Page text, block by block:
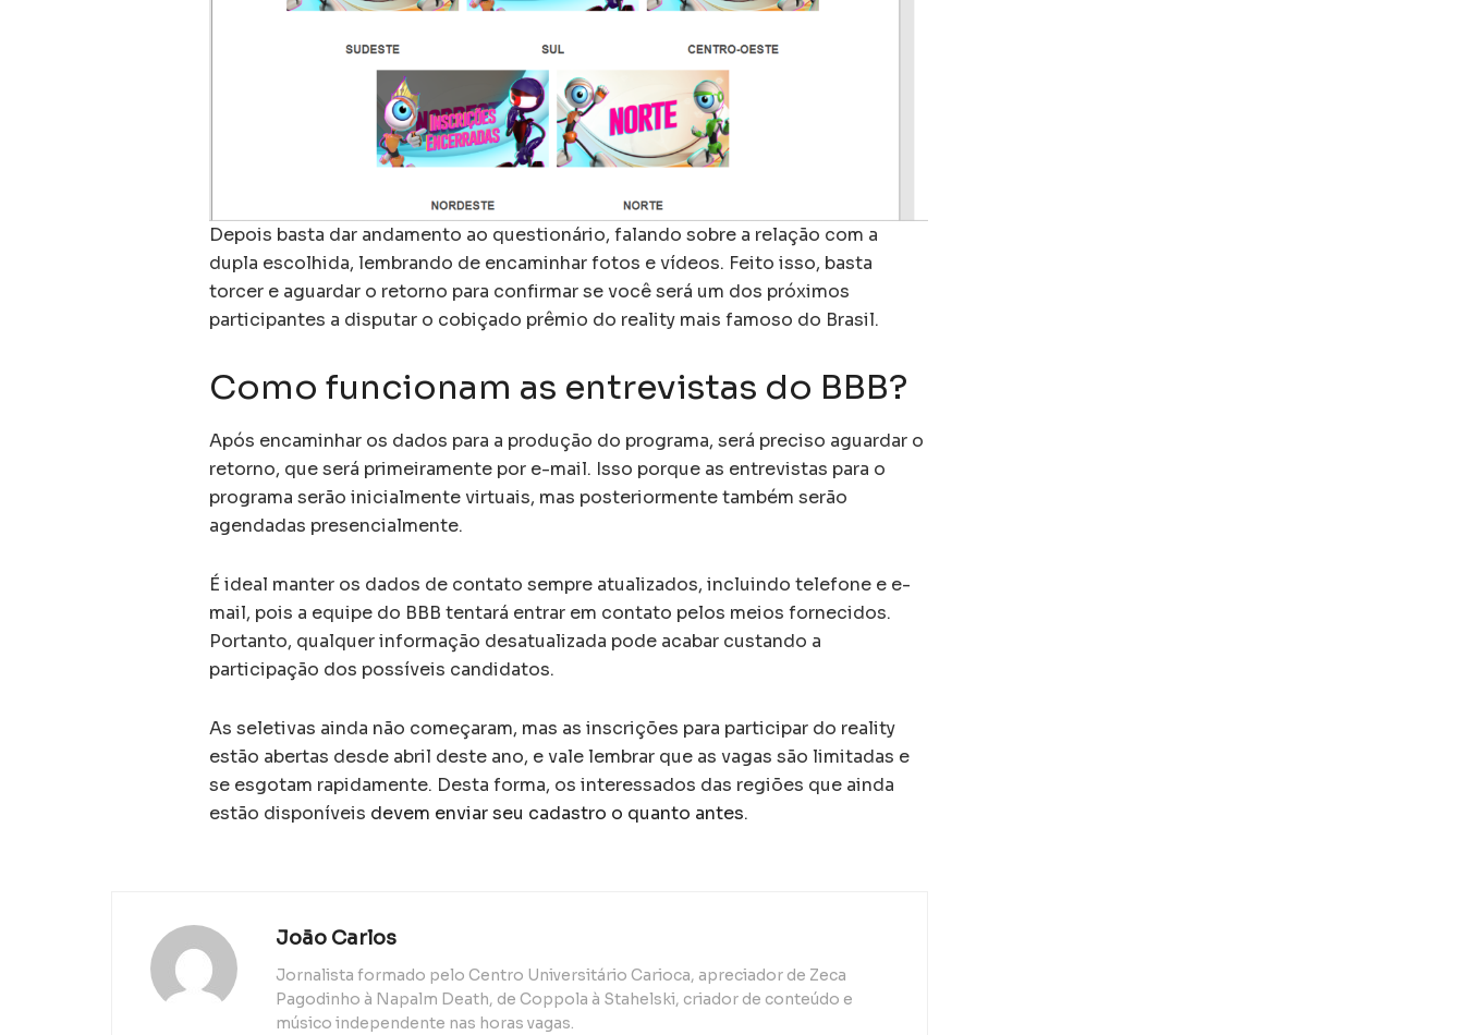
Depois basta dar andamento ao questionário, falando sobre a relação com a
dupla escolhida, lembrando de encaminhar fotos e vídeos. Feito isso, basta
torcer e aguardar o retorno para confirmar se você será um dos próximos
participantes a disputar o cobiçado prêmio do reality mais famoso do Brasil.
Como funcionam as entrevistas do BBB?
Após encaminhar os dados para a produção do programa, será preciso aguardar o
retorno, que será primeiramente por e-mail. Isso porque as entrevistas para o
programa serão inicialmente virtuais, mas posteriormente também serão
agendadas presencialmente.
É ideal manter os dados de contato sempre atualizados, incluindo telefone e e-
mail, pois a equipe do BBB tentará entrar em contato pelos meios fornecidos.
Portanto, qualquer informação desatualizada pode acabar custando a
participação dos possíveis candidatos.
As seletivas ainda não começaram, mas as inscrições para participar do reality
estão abertas desde abril deste ano, e vale lembrar que as vagas são limitadas e
se esgotam rapidamente. Desta forma, os interessados das regiões que ainda
estão disponíveis devem enviar seu cadastro o quanto antes.
João Carlos
Jornalista formado pelo Centro Universitário Carioca, apreciador de Zeca
Pagodinho à Napalm Death, de Coppola à Stahelski, criador de conteúdo e
músico independente nas horas vagas.